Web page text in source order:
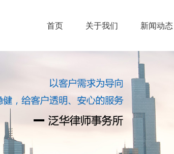
首页 关于我们 新闻动态